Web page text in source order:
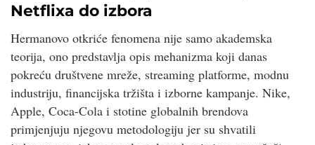
Netflixa do izbora
Hermanovo otkriće fenomena nije samo akademska
teorija, ono predstavlja opis mehanizma koji danas
pokreću društvene mreže, streaming platforme, modnu
industriju, financijska tržišta i izborne kampanje. Nike,
Apple, Coca-Cola i stotine globalnih brendova
primjenjuju njegovu metodologiju jer su shvatili